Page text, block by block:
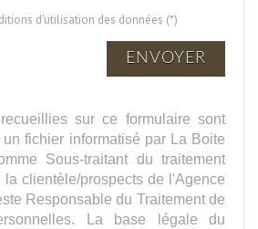
d'utilisation des données (*)
ENVOYER
sur ce formulaire sont
fichier informatisé par La Boite
Sous-traitant du traitement
clientèle/prospects de l'Agence
Responsable du Traitement de
La base légale du